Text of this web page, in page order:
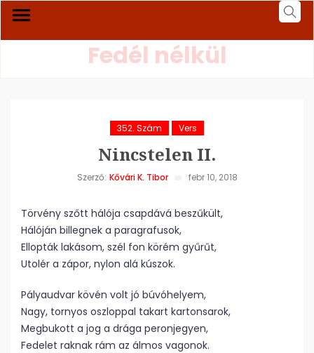
Fedél nélkül
352. Szám Vers
Nincstelen II.
Szerző: Kővári K. Tibor febr 10, 2018
Törvény szőtt hálója csapdává beszűkült,
Hálóján billegnek a paragrafusok,
Ellopták lakásom, szél fon körém gyűrűt,
Utolér a zápor, nylon alá kúszok.
Pályaudvar kövén volt jó búvóhelyem,
Nagy, tornyos oszloppal takart kartonsarok,
Megbukott a jog a drága peronjegyen,
Fedelet raknak rám az álmos vagonok.